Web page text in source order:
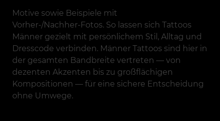
Motive sowie Beispiele mit
Vorher‑/Nachher‑Fotos. So lassen sich Tattoos
Männer gezielt mit persönlichem Stil, Alltag und
Dresscode verbinden. Männer Tattoos sind hier in
der gesamten Bandbreite vertreten — von
dezenten Akzenten bis zu großflächigen
Kompositionen — für eine sichere Entscheidung
ohne Umwege.